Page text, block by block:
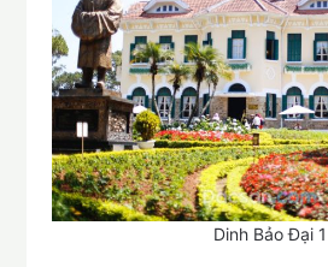
Dinh Bảo Đại 1